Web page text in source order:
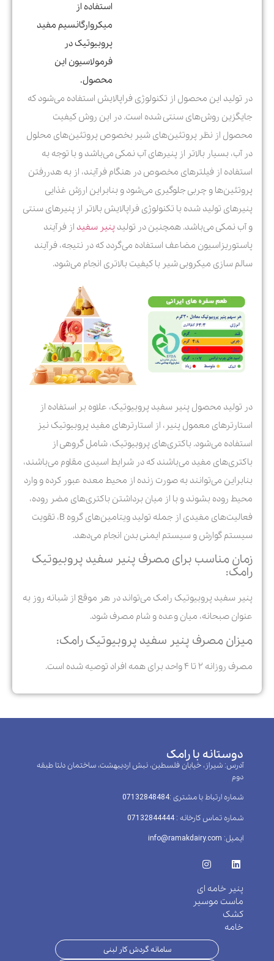
استفاده از
میکروارگانسیم مفید
پروبیوتیک در
فرمولاسیون این
محصول.
در تولید این محصول از تکنولوژی فراپالایش استفاده می‌شود که
جایگزین روش‌های سنتی شده است. در این روش کیفیت
محصول از نظر پروتئین‌های شیر بخصوص پروتئین‌های محلول
در آب، بسیار بالاتر از پنیرهای آب نمکی می‌باشد و با توجه به
استفاده از فیلترهای مخصوص در هنگام فرآیند، از به هدررفتن
پروتئین‌ها و چربی جلوگیری می‌شود و بنابراین ارزش غذایی
پنیرهای تولید شده با تکنولوژی فراپالایش بالاتر از پنیرهای سنتی
و آب نمکی می‌باشد. همچنین در تولید پنیر سفید از فرآیند
پاستوریزاسیون مضاعف استفاده می‌گردد که در نتیجه، فرآیند
سالم سازی میکروبی شیر با کیفیت بالاتری انجام می‌شود.
در تولید محصول پنیر سفید پروبیوتیک، علاوه بر استفاده از
استارترهای معمول پنیر، از استارترهای مفید پروبیوتیک نیز
استفاده می‌شود. باکتری‌های پروبیوتیک، شامل گروهی از
باکتری‌های مفید می‌باشند که در شرایط اسیدی مقاوم می‌باشند،
بنابراین می‌توانند به صورت زنده از محیط معده عبور کرده و وارد
محیط روده بشوند و با از میان برداشتن باکتری‌های مضر روده،
فعالیت‌های مفیدی از جمله تولید ویتامین‌های گروه B، تقویت
سیستم گوارش و سیستم ایمنی بدن انجام می‌دهد.
زمان مناسب برای مصرف پنیر سفید پروبیوتیک
رامک:
پنیر سفید پروبیوتیک رامک می‌تواند در هر موقع از شبانه روز به
عنوان صبحانه، میان وعده و شام مصرف شود.
میزان مصرف پنیر سفید پروبیوتیک رامک:
مصرف روزانه ۲ تا ۴ واحد برای همه افراد توصیه شده است.
دوستانه با رامک
آدرس: شیراز، خیابان فلسطین، نبش اردیبهشت، ساختمان دلتا طبقه
دوم
شماره ارتباط با مشتری :‌07132848484
شماره تماس کارخانه : 07132844444
ایمیل: info@ramakdairy.com
پنیر خامه ای
ماست موسیر
کشک
خامه
سامانه گردش کار لبنی